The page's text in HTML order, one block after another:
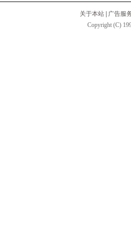
关于本站
广告服
Copyright (C)